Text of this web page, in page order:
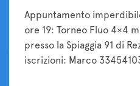
Appuntamento
ore 19: Torneo Fluo 4×4
presso la Spiaggia 91 di
iscrizioni: Marco